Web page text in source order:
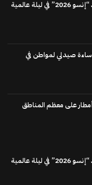
عالمية
صيدلي لمواطن في
على معظم المناطق
عالمية